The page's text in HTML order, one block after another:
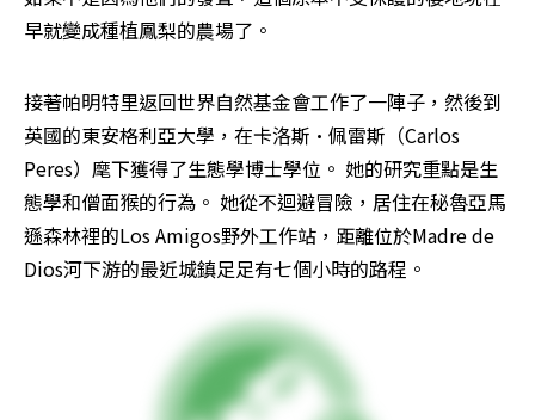
早就變成種植鳳梨的農場了。
接著帕明特里返回世界自然基金會工作了一陣子，然後到
英國的東安格利亞大學，在卡洛斯·佩雷斯（Carlos
Peres）麾下獲得了生態學博士學位。 她的研究重點是生
態學和僧面猴的行為。 她從不迴避冒險，居住在秘魯亞馬
遜森林裡的Los Amigos野外工作站，距離位於Madre de
Dios河下游的最近城鎮足足有七個小時的路程。